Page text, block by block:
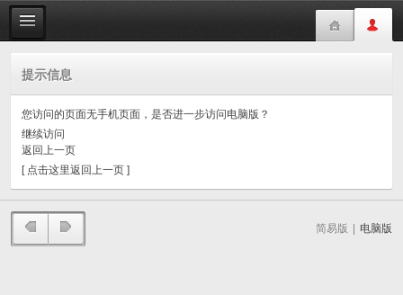
提示信息
您访问的页面无手机页面，是否进一步访问电脑版？
继续访问
返回上一页
[ 点击这里返回上一页 ]
简易版 电脑版